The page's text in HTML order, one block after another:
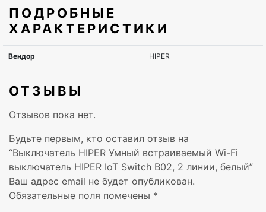
ПОДРОБНЫЕ
ХАРАКТЕРИСТИКИ
ОТЗЫВЫ
Отзывов пока нет.
Будьте первым, кто оставил отзыв на
“Выключатель HIPER Умный встраиваемый Wi-Fi
выключатель HIPER IoT Switch B02, 2 линии, белый”
Ваш адрес email не будет опубликован.
Обязательные поля помечены *